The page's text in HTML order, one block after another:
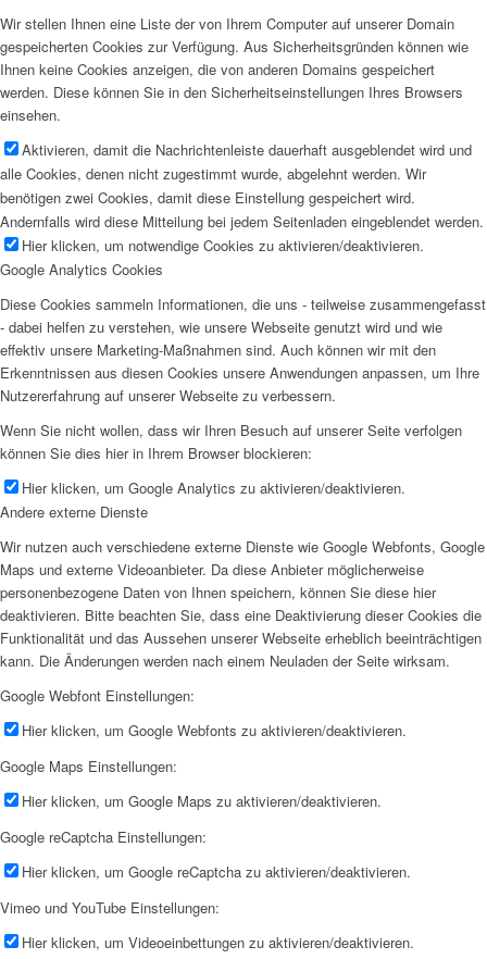
Wir stellen Ihnen eine Liste der von Ihrem Computer auf unserer Domain
gespeicherten Cookies zur Verfügung. Aus Sicherheitsgründen können wie
Ihnen keine Cookies anzeigen, die von anderen Domains gespeichert
werden. Diese können Sie in den Sicherheitseinstellungen Ihres Browsers
einsehen.
Aktivieren, damit die Nachrichtenleiste dauerhaft ausgeblendet wird und
alle Cookies, denen nicht zugestimmt wurde, abgelehnt werden. Wir
benötigen zwei Cookies, damit diese Einstellung gespeichert wird.
Andernfalls wird diese Mitteilung bei jedem Seitenladen eingeblendet werden.
Hier klicken, um notwendige Cookies zu aktivieren/deaktivieren.
Google Analytics Cookies
Diese Cookies sammeln Informationen, die uns - teilweise zusammengefasst
- dabei helfen zu verstehen, wie unsere Webseite genutzt wird und wie
effektiv unsere Marketing-Maßnahmen sind. Auch können wir mit den
Erkenntnissen aus diesen Cookies unsere Anwendungen anpassen, um Ihre
Nutzererfahrung auf unserer Webseite zu verbessern.
Wenn Sie nicht wollen, dass wir Ihren Besuch auf unserer Seite verfolgen
können Sie dies hier in Ihrem Browser blockieren:
Hier klicken, um Google Analytics zu aktivieren/deaktivieren.
Andere externe Dienste
Wir nutzen auch verschiedene externe Dienste wie Google Webfonts, Google
Maps und externe Videoanbieter. Da diese Anbieter möglicherweise
personenbezogene Daten von Ihnen speichern, können Sie diese hier
deaktivieren. Bitte beachten Sie, dass eine Deaktivierung dieser Cookies die
Funktionalität und das Aussehen unserer Webseite erheblich beeinträchtigen
kann. Die Änderungen werden nach einem Neuladen der Seite wirksam.
Google Webfont Einstellungen:
Hier klicken, um Google Webfonts zu aktivieren/deaktivieren.
Google Maps Einstellungen:
Hier klicken, um Google Maps zu aktivieren/deaktivieren.
Google reCaptcha Einstellungen:
Hier klicken, um Google reCaptcha zu aktivieren/deaktivieren.
Vimeo und YouTube Einstellungen:
Hier klicken, um Videoeinbettungen zu aktivieren/deaktivieren.